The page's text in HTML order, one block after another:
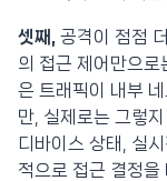
셋째, 공격이 점점
의 접근 제어만으로
은 트래픽이 내부
만, 실제로는 그렇
디바이스 상태, 실
적으로 접근 결정을